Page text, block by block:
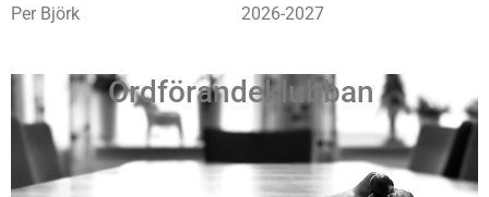
Per Björk 2026-2027
Ordförandeklubban